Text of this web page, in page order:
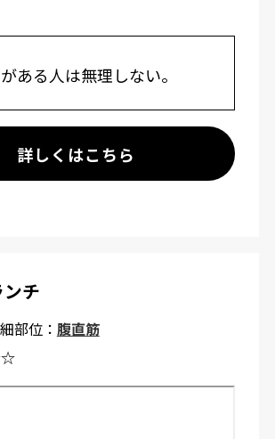
ある人は無理しない。
詳しくはこちら
チ
部位： 腹直筋